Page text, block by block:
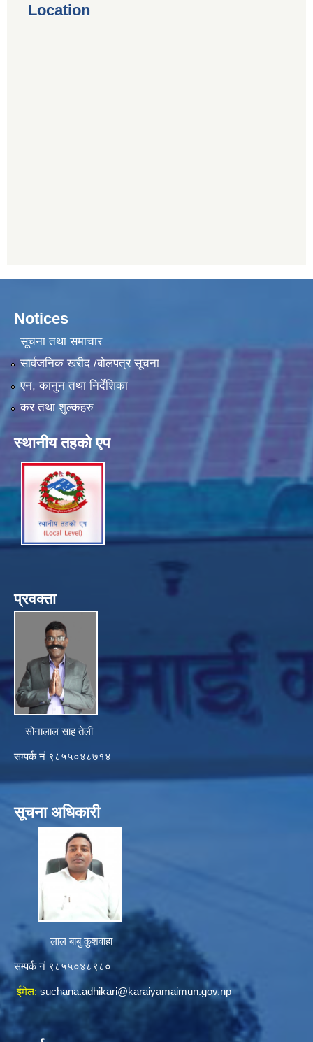
Location
Notices
सूचना तथा समाचार
सार्वजनिक खरीद /बोलपत्र सूचना
एन, कानुन तथा निर्देशिका
कर तथा शुल्कहरु
स्थानीय तहको एप
प्रवक्ता
सोनालाल साह तेली
सम्पर्क नं ९८५५०४८७१४
सूचना अधिकारी
लाल बाबु कुशवाहा
सम्पर्क नं ९८५५०४८९८०
ईमेल: suchana.adhikari@karaiyamaimun.gov.np